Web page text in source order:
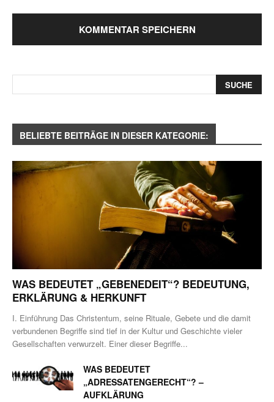
BELIEBTE BEITRÄGE IN DIESER KATEGORIE:
WAS BEDEUTET „GEBENEDEIT“? BEDEUTUNG,
ERKLÄRUNG & HERKUNFT
I. Einführung Das Christentum, seine Rituale, Gebete und die damit
verbundenen Begriffe sind tief in der Kultur und Geschichte vieler
Gesellschaften verwurzelt. Einer dieser Begriffe...
WAS BEDEUTET
„ADRESSATENGERECHT“? –
AUFKLÄRUNG